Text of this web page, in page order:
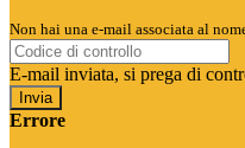
Non hai una e-mail associata al
E-mail inviata, si prega di
Errore